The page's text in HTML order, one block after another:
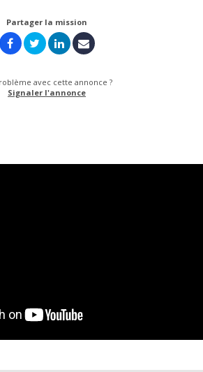
Partager la mission
avec cette annonce ?
Signaler l'annonce